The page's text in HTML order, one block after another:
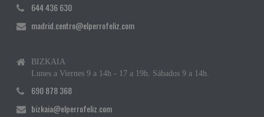
644 436 630
madrid.centro@elperrofeliz.com
BIZKAIA
Lunes a Viernes 9 a 14h - 17 a 19h. Sábados 9 a 14h.
690 878 368
bizkaia@elperrofeliz.com